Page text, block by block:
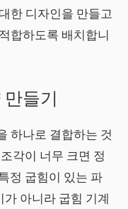
한 디자인을 만들고
합하도록 배치합니
들기
하나로 결합하는 것
각이 너무 크면 정
정 굽힘이 있는 파
아니라 굽힘 기계